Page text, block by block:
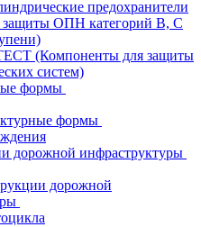
предохранители
защиты ОПН категорий B, C
(Компоненты для защиты
систем)
формы
формы
дорожной инфраструктуры
дорожной